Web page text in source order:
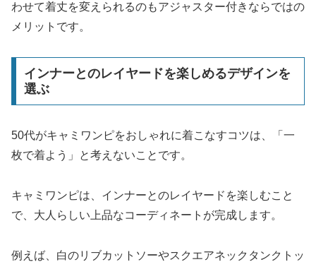
わせて着丈を変えられるのもアジャスター付きならではの
メリットです。
インナーとのレイヤードを楽しめるデザインを
選ぶ
50代がキャミワンピをおしゃれに着こなすコツは、「一
枚で着よう」と考えないことです。
キャミワンピは、インナーとのレイヤードを楽しむこと
で、大人らしい上品なコーディネートが完成します。
例えば、白のリブカットソーやスクエアネックタンクトッ